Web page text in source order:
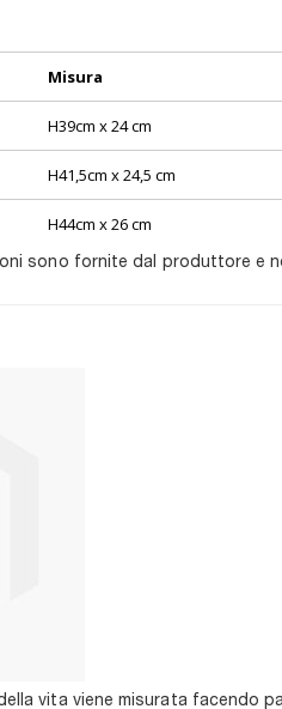
Misura
H39cm x 24 cm
H41,5cm x 24,5 cm
H44cm x 26 cm
sono fornite dal produttore e
vita viene misurata facendo